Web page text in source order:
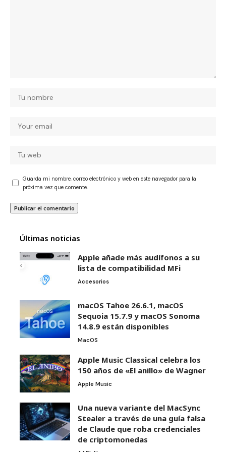
Guarda mi nombre, correo electrónico y web en este navegador para la
próxima vez que comente.
Últimas noticias
Apple añade más audífonos a su
lista de compatibilidad MFi
Accesorios
macOS Tahoe 26.6.1, macOS
Sequoia 15.7.9 y macOS Sonoma
14.8.9 están disponibles
MacOS
Apple Music Classical celebra los
150 años de «El anillo» de Wagner
Apple Music
Una nueva variante del MacSync
Stealer a través de una guía falsa
de Claude que roba credenciales
de criptomonedas